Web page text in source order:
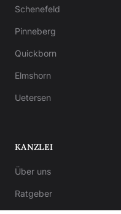
Schenefeld
Pinneberg
Quickborn
Elmshorn
Uetersen
KANZLEI
Über uns
Ratgeber